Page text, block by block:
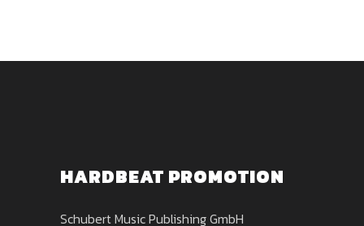
HARDBEAT PROMOTION
Schubert Music Publishing GmbH